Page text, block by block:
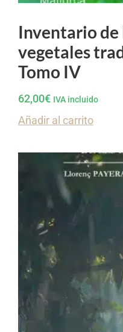
Inventario de
vegetales
Tomo IV
62,00€ IVA incluido
Añadir al carrito